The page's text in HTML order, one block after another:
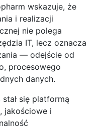
wskazuje, że
i realizacji
nie polega
IT, lecz oznacza
— odejście od
procesowego
danych.
się platformą
jakościowe i